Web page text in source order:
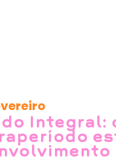
Integral: